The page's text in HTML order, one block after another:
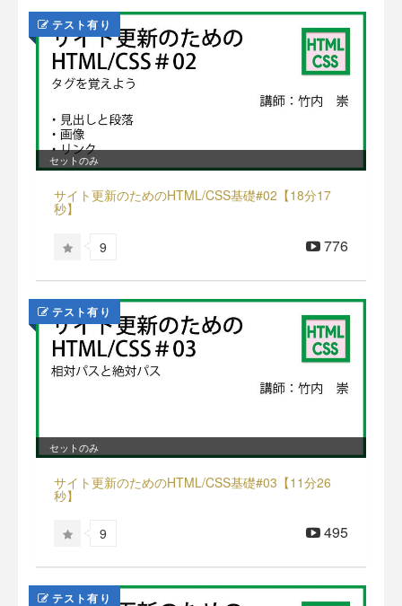
テスト有り
セットのみ
サイト更新のためのHTML/CSS基礎#02【18分17
秒】
9 776
テスト有り
セットのみ
サイト更新のためのHTML/CSS基礎#03【11分26
秒】
9 495
テスト有り